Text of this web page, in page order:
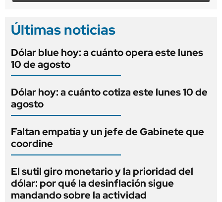
Últimas noticias
Dólar blue hoy: a cuánto opera este lunes
10 de agosto
Dólar hoy: a cuánto cotiza este lunes 10 de
agosto
Faltan empatía y un jefe de Gabinete que
coordine
El sutil giro monetario y la prioridad del
dólar: por qué la desinflación sigue
mandando sobre la actividad